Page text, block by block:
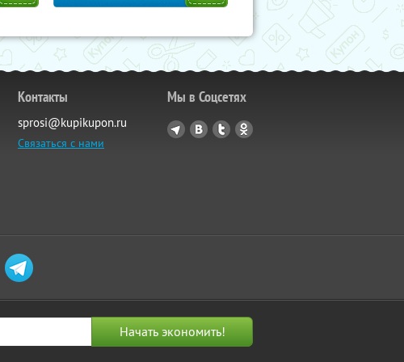
Контакты
sprosi@kupikupon.ru
Связаться с нами
Мы в Соцсетях